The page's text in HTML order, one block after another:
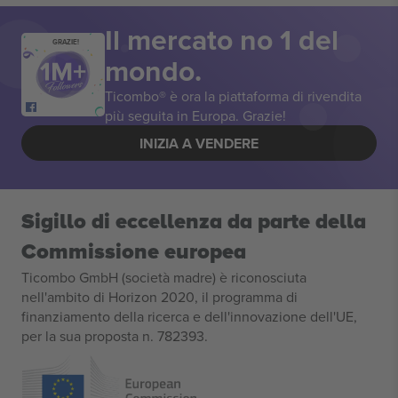
GRAZIE! Il mercato no 1 del
mondo.
Ticombo® è ora la piattaforma di rivendita
più seguita in Europa. Grazie!
INIZIA A VENDERE
Sigillo di eccellenza da parte della
Commissione europea
Ticombo GmbH (società madre) è riconosciuta
nell'ambito di Horizon 2020, il programma di
finanziamento della ricerca e dell'innovazione dell'UE,
per la sua proposta n. 782393.